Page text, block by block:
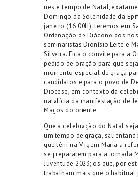
neste tempo de Natal,
Domingo da Solenidade da
janeiro (16.00H),teremos em
Ordenação de Diácono dos
seminaristas Dionísio Leite e
Silveira. Fica o convite para a
pedido de oração para que
momento especial de graça
candidatos e para o povo de
Diocese, em contexto da
natalícia da manifestação de
Magos do oriente.
Que a celebração do Natal seja
um tempo de graça, salient
que têm na Virgem Maria a
se prepararem para a Jornada
Juventude 2023; os que, por
trabalham mais que o habitual